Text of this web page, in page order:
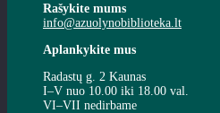
Rašykite mums
info@azuolynobiblioteka.lt
Aplankykite mus
Radastų g. 2 Kaunas
I–V nuo 10.00 iki 18.00 val.
VI–VII nedirbame